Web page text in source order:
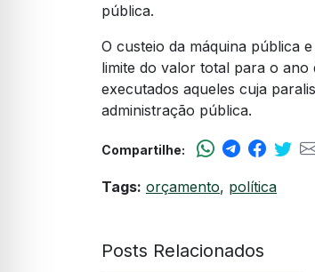
pública.
O custeio da máquina pública
limite do valor total para o ano
executados aqueles cuja
administração pública.
Compartilhe:
Tags: orçamento, política
Posts Relacionados